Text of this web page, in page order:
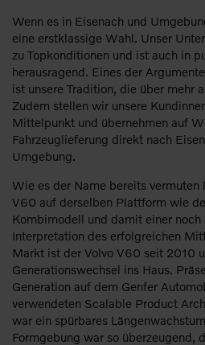
Wenn es in Eisenach und
eine erstklassige Wahl. Unser
zu Topkonditionen und ist auch in
herausragend. Eines der
ist unsere Tradition, die über mehr
Zudem stellen wir unsere
Mittelpunkt und übernehmen auf
Fahrzeuglieferung direkt nach
Umgebung.
Wie es der Name bereits vermuten
V60 auf derselben Plattform wie
Kombimodell und damit einer noch
Interpretation des erfolgreichen
Markt ist der Volvo V60 seit 2010
Generationswechsel ins Haus.
Generation auf dem Genfer
verwendeten Scalable Product
war ein spürbares
Formgebung war so überzeugend,